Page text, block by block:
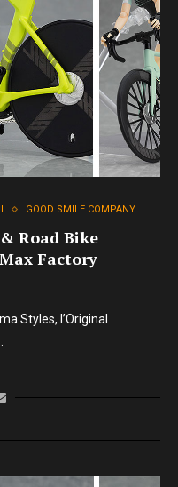
GOOD SMILE COMPANY
Road Bike
Factory
Styles, l’Original